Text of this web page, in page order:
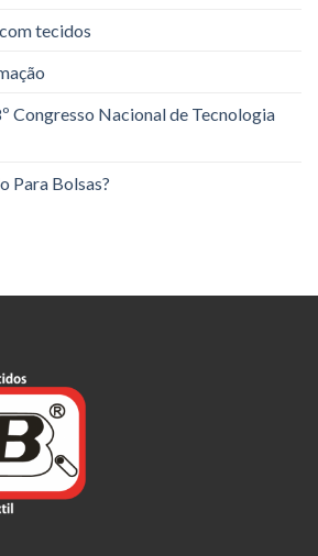
tecidos
Congresso Nacional de Tecnologia
Para Bolsas?